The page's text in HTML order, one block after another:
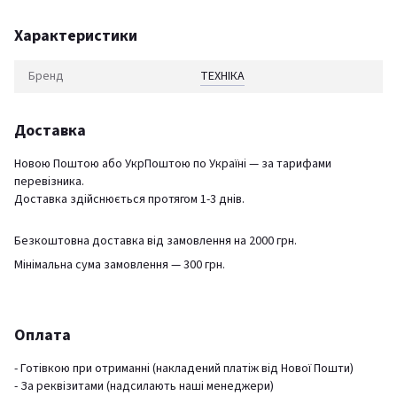
Характеристики
Бренд ТЕХНІКА
Доставка
Новою Поштою або УкрПоштою по Україні — за тарифами
перевізника.
Доставка здійснюється протягом 1-3 днів.
Безкоштовна доставка від замовлення на 2000 грн.
Мінімальна сума замовлення — 300 грн.
Оплата
- Готівкою при отриманні (накладений платіж від Нової Пошти)
- За реквізитами (надсилають наші менеджери)